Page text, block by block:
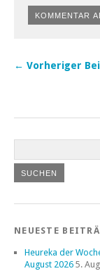
← Vorheriger
NEUESTE
Heureka der
August 2026 5.